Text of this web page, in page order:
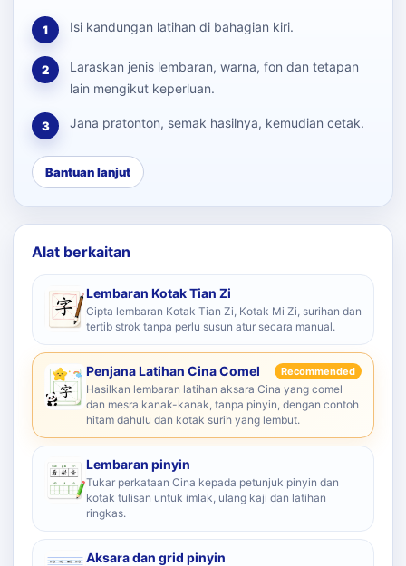
1 Isi kandungan latihan di bahagian kiri.
2
Laraskan jenis lembaran, warna, fon dan tetapan
lain mengikut keperluan.
3 Jana pratonton, semak hasilnya, kemudian cetak.
Bantuan lanjut
Alat berkaitan
Lembaran Kotak Tian Zi
Cipta lembaran Kotak Tian Zi, Kotak Mi Zi, surihan dan
tertib strok tanpa perlu susun atur secara manual.
Penjana Latihan Cina Comel Recommended
Hasilkan lembaran latihan aksara Cina yang comel
dan mesra kanak-kanak, tanpa pinyin, dengan contoh
hitam dahulu dan kotak surih yang lembut.
Lembaran pinyin
Tukar perkataan Cina kepada petunjuk pinyin dan
kotak tulisan untuk imlak, ulang kaji dan latihan
ringkas.
Aksara dan grid pinyin